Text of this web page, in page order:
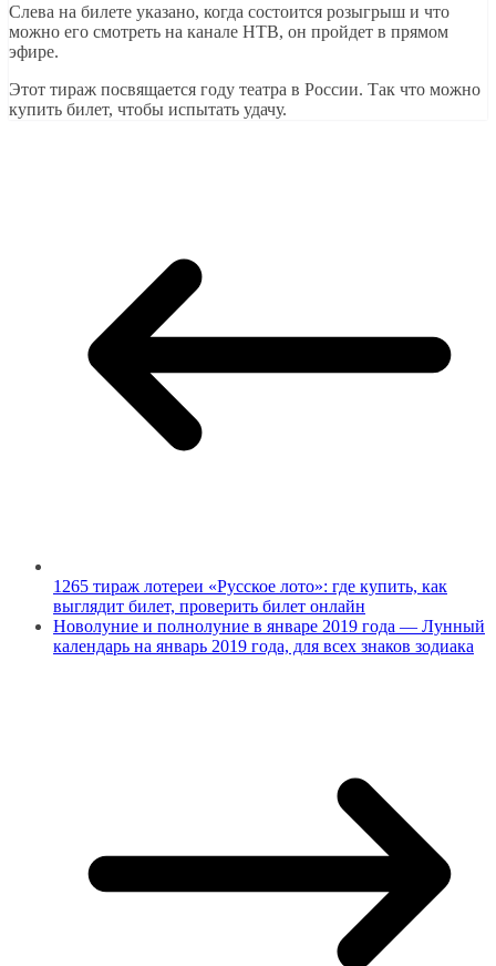
Слева на билете указано, когда состоится розыгрыш и что
можно его смотреть на канале НТВ, он пройдет в прямом
эфире.
Этот тираж посвящается году театра в России. Так что можно
купить билет, чтобы испытать удачу.
1265 тираж лотереи «Русское лото»: где купить, как
выглядит билет, проверить билет онлайн
Новолуние и полнолуние в январе 2019 года — Лунный
календарь на январь 2019 года, для всех знаков зодиака